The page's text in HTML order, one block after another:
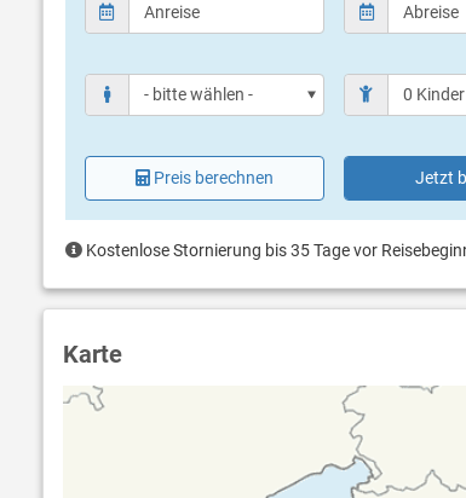
Preis berechnen Jetzt
Kostenlose Stornierung bis 35 Tage vor
Karte